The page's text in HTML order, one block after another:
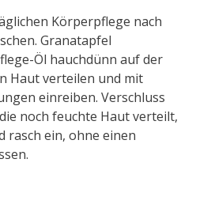
Körperpflege nach
Granatapfel
Öl hauchdünn auf der
Haut verteilen und mit
einreiben. Verschluss
noch feuchte Haut verteilt,
rasch ein, ohne einen